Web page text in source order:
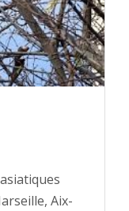
Aix-